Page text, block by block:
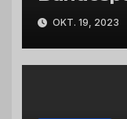
OKT. 19, 2023